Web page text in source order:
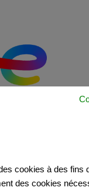
cookies à des fins
des cookies